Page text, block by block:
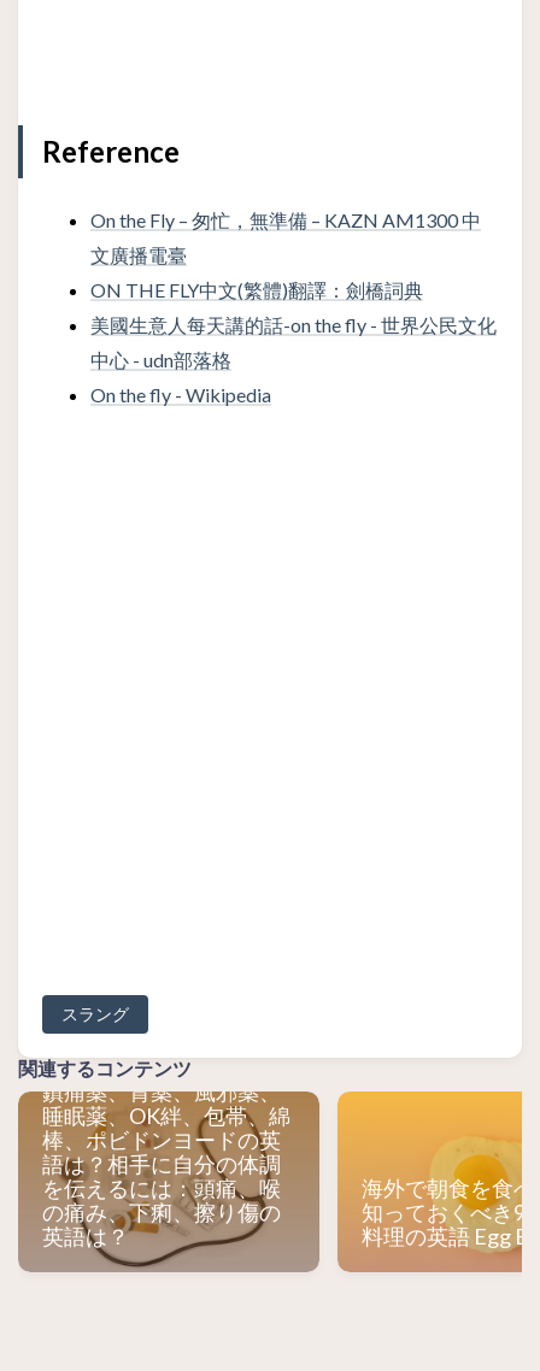
Reference
On the Fly – 匆忙，無準備 – KAZN AM1300 中
文廣播電臺
ON THE FLY中文(繁體)翻譯：劍橋詞典
美國生意人每天講的話-on the fly - 世界公民文化
中心 - udn部落格
On the fly - Wikipedia
スラング
関連するコンテンツ
医薬品の一般的な単語：
鎮痛薬、胃薬、風邪薬、
睡眠薬、OK絆、包帯、綿
棒、ポビドンヨードの英
語は？相手に自分の体調
を伝えるには：頭痛、喉
の痛み、下痢、擦り傷の
英語は？
海外で朝食を食
知っておくべき9
料理の英語 Egg